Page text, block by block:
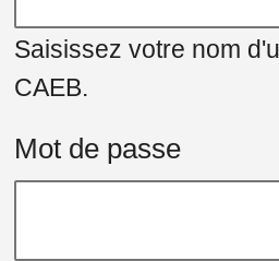
Saisissez votre nom
CAEB.
Mot de passe